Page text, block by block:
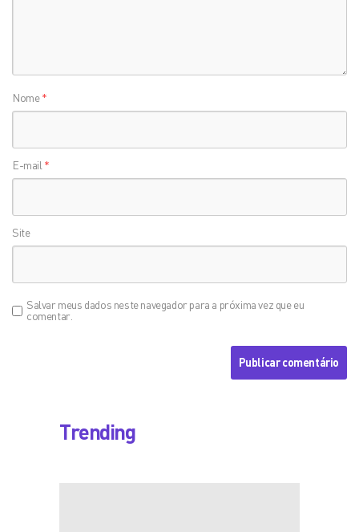
Nome*
E-mail *
Site
Salvar meus dados neste navegador para a próxima vez que eu
comentar.
Trending